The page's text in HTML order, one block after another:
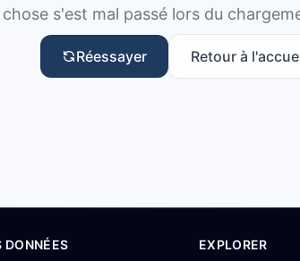
chose s'est mal passé lors du
Réessayer Retour à
DONNÉES
EXPLORER